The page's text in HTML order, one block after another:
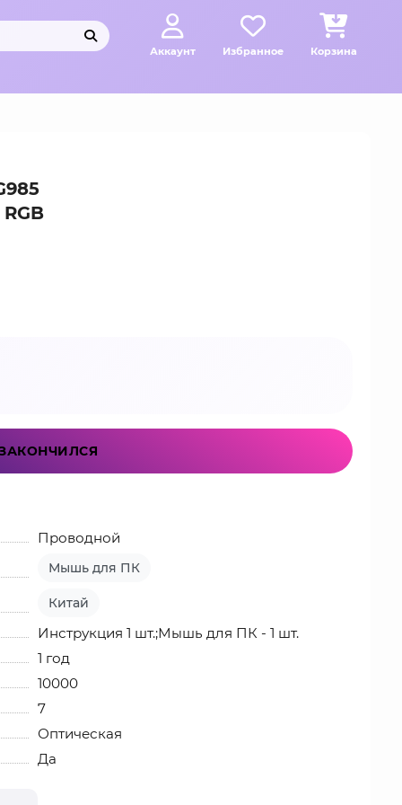
Аккаунт Избранное Корзина
Проводной
Мышь для ПК
Китай
Инструкция 1 шт.;Мышь для ПК - 1 шт.
1 год
10000
7
Оптическая
Да